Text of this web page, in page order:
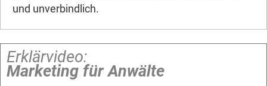
und unverbindlich.
Erklärvideo:
Marketing für Anwälte